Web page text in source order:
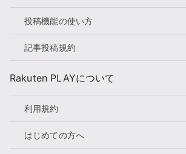
投稿機能の使い方
記事投稿規約
Rakuten PLAYについて
利用規約
はじめての方へ